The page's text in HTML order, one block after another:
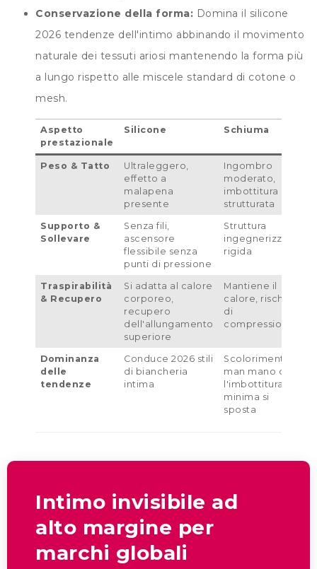
Conservazione della forma: Domina il silicone
2026 tendenze dell'intimo abbinando il movimento
naturale dei tessuti ariosi mantenendo la forma più
a lungo rispetto alle miscele standard di cotone o
mesh.
Aspetto
prestazionale
Silicone Schiuma
Peso & Tatto
Ultraleggero,
effetto a
malapena
presente
Ingombro
moderato,
imbottitura
strutturata
Supporto &
Sollevare
Senza fili,
ascensore
flessibile senza
punti di pressione
Struttura
ingegnerizzata
rigida
Traspirabilità
& Recupero
Si adatta al calore
corporeo,
recupero
dell'allungamento
superiore
Mantiene il
calore, rischio
di
compressione
Dominanza
delle
tendenze
Conduce 2026 stili
di biancheria
intima
Scolorimento
man mano che
l'imbottitura
minima si
sposta
Intimo invisibile ad
alto margine per
marchi globali